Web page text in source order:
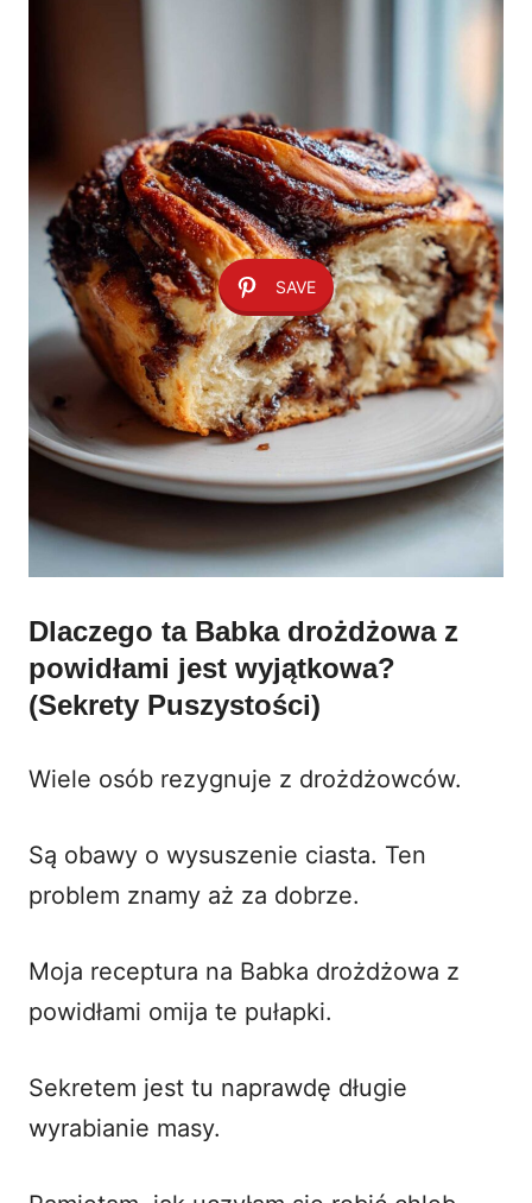
SAVE
Dlaczego ta Babka drożdżowa z
powidłami jest wyjątkowa?
(Sekrety Puszystości)
Wiele osób rezygnuje z drożdżowców.
Są obawy o wysuszenie ciasta. Ten
problem znamy aż za dobrze.
Moja receptura na Babka drożdżowa z
powidłami omija te pułapki.
Sekretem jest tu naprawdę długie
wyrabianie masy.